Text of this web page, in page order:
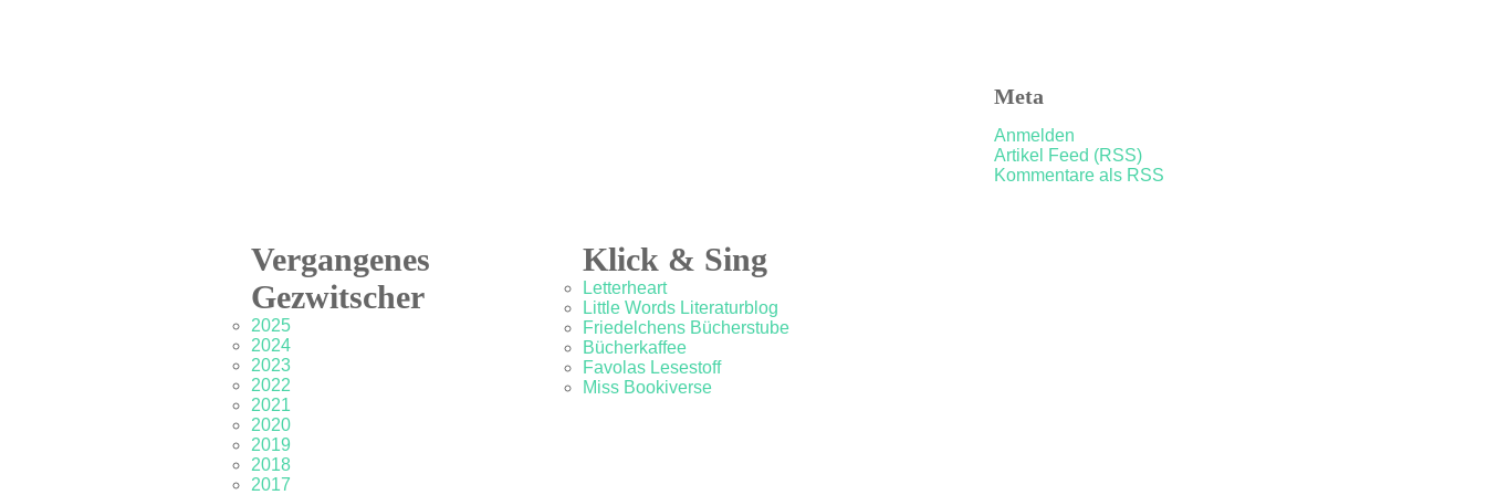
Meta
Anmelden
Artikel Feed (RSS)
Kommentare als RSS
Vergangenes
Gezwitscher
2025
2024
2023
2022
2021
2020
2019
2018
2017
Klick & Sing
Letterheart
Little Words Literaturblog
Friedelchens Bücherstube
Bücherkaffee
Favolas Lesestoff
Miss Bookiverse